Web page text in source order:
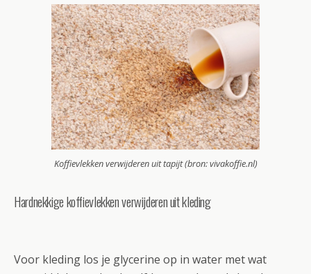
Koffievlekken verwijderen uit tapijt (bron: vivakoffie.nl)
Hardnekkige koffievlekken verwijderen uit kleding
Voor kleding los je glycerine op in water met wat